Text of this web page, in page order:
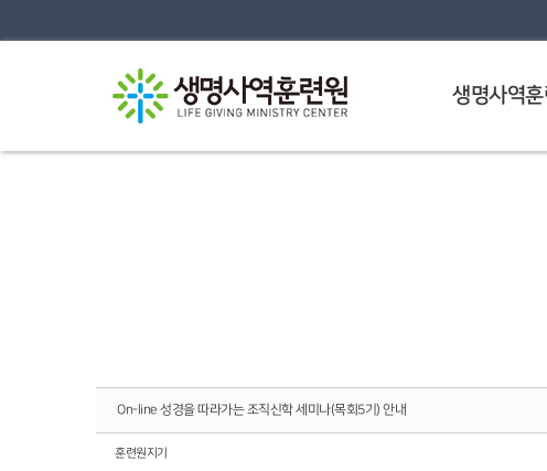
생명사역
On-line 성경을 따라가는 조직신학 세미나(목회5기) 안내
훈련원지기